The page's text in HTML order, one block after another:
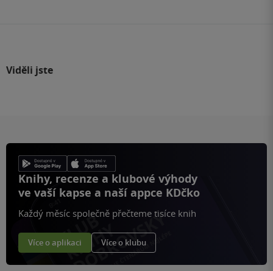
Viděli jste
Knihy, recenze a klubové výhody
ve vaší kapse a naší appce KDčko
Každý měsíc společně přečteme tisíce knih
Více o aplikaci Více o klubu